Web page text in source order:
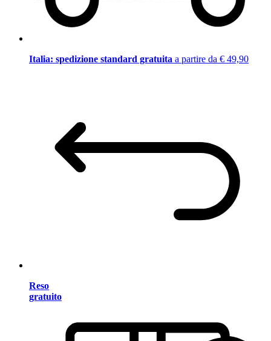
Italia: spedizione standard gratuita a partire da € 49,90
Reso
gratuito